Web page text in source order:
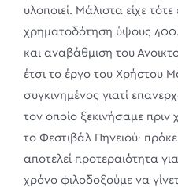
υλοποιεί. Μάλιστα είχε
χρηματοδότηση ύψους
και αναβάθμιση του
έτσι το έργο του Χρήστου
συγκινημένος γιατί
τον οποίο ξεκινήσαμε
το Φεστιβάλ Πηνειού·
αποτελεί προτεραιότητα
χρόνο φιλοδοξούμε να